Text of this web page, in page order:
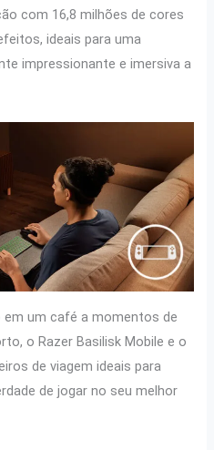
com 16,8 milhões de cores
ideais para uma
impressionante e imersiva a
um café a momentos de
o Razer Basilisk Mobile e o
de viagem ideais para
de jogar no seu melhor